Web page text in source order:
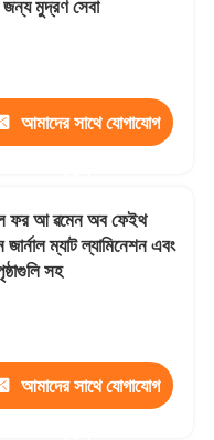
জন্য মুদ্রণ সেবা
আমাদের সাথে যোগাযোগ
ফর আ ৱমেন অব ফেইথ
জার্নাল ম্যাট ল্যামিনেশন এবং
সহ
আমাদের সাথে যোগাযোগ